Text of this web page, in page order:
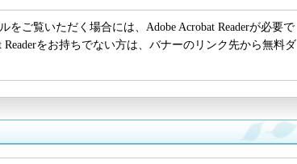
をご覧いただく場合には、Adobe Acrobat Readerが必要で
Readerをお持ちでない方は、バナーのリンク先から無料ダ